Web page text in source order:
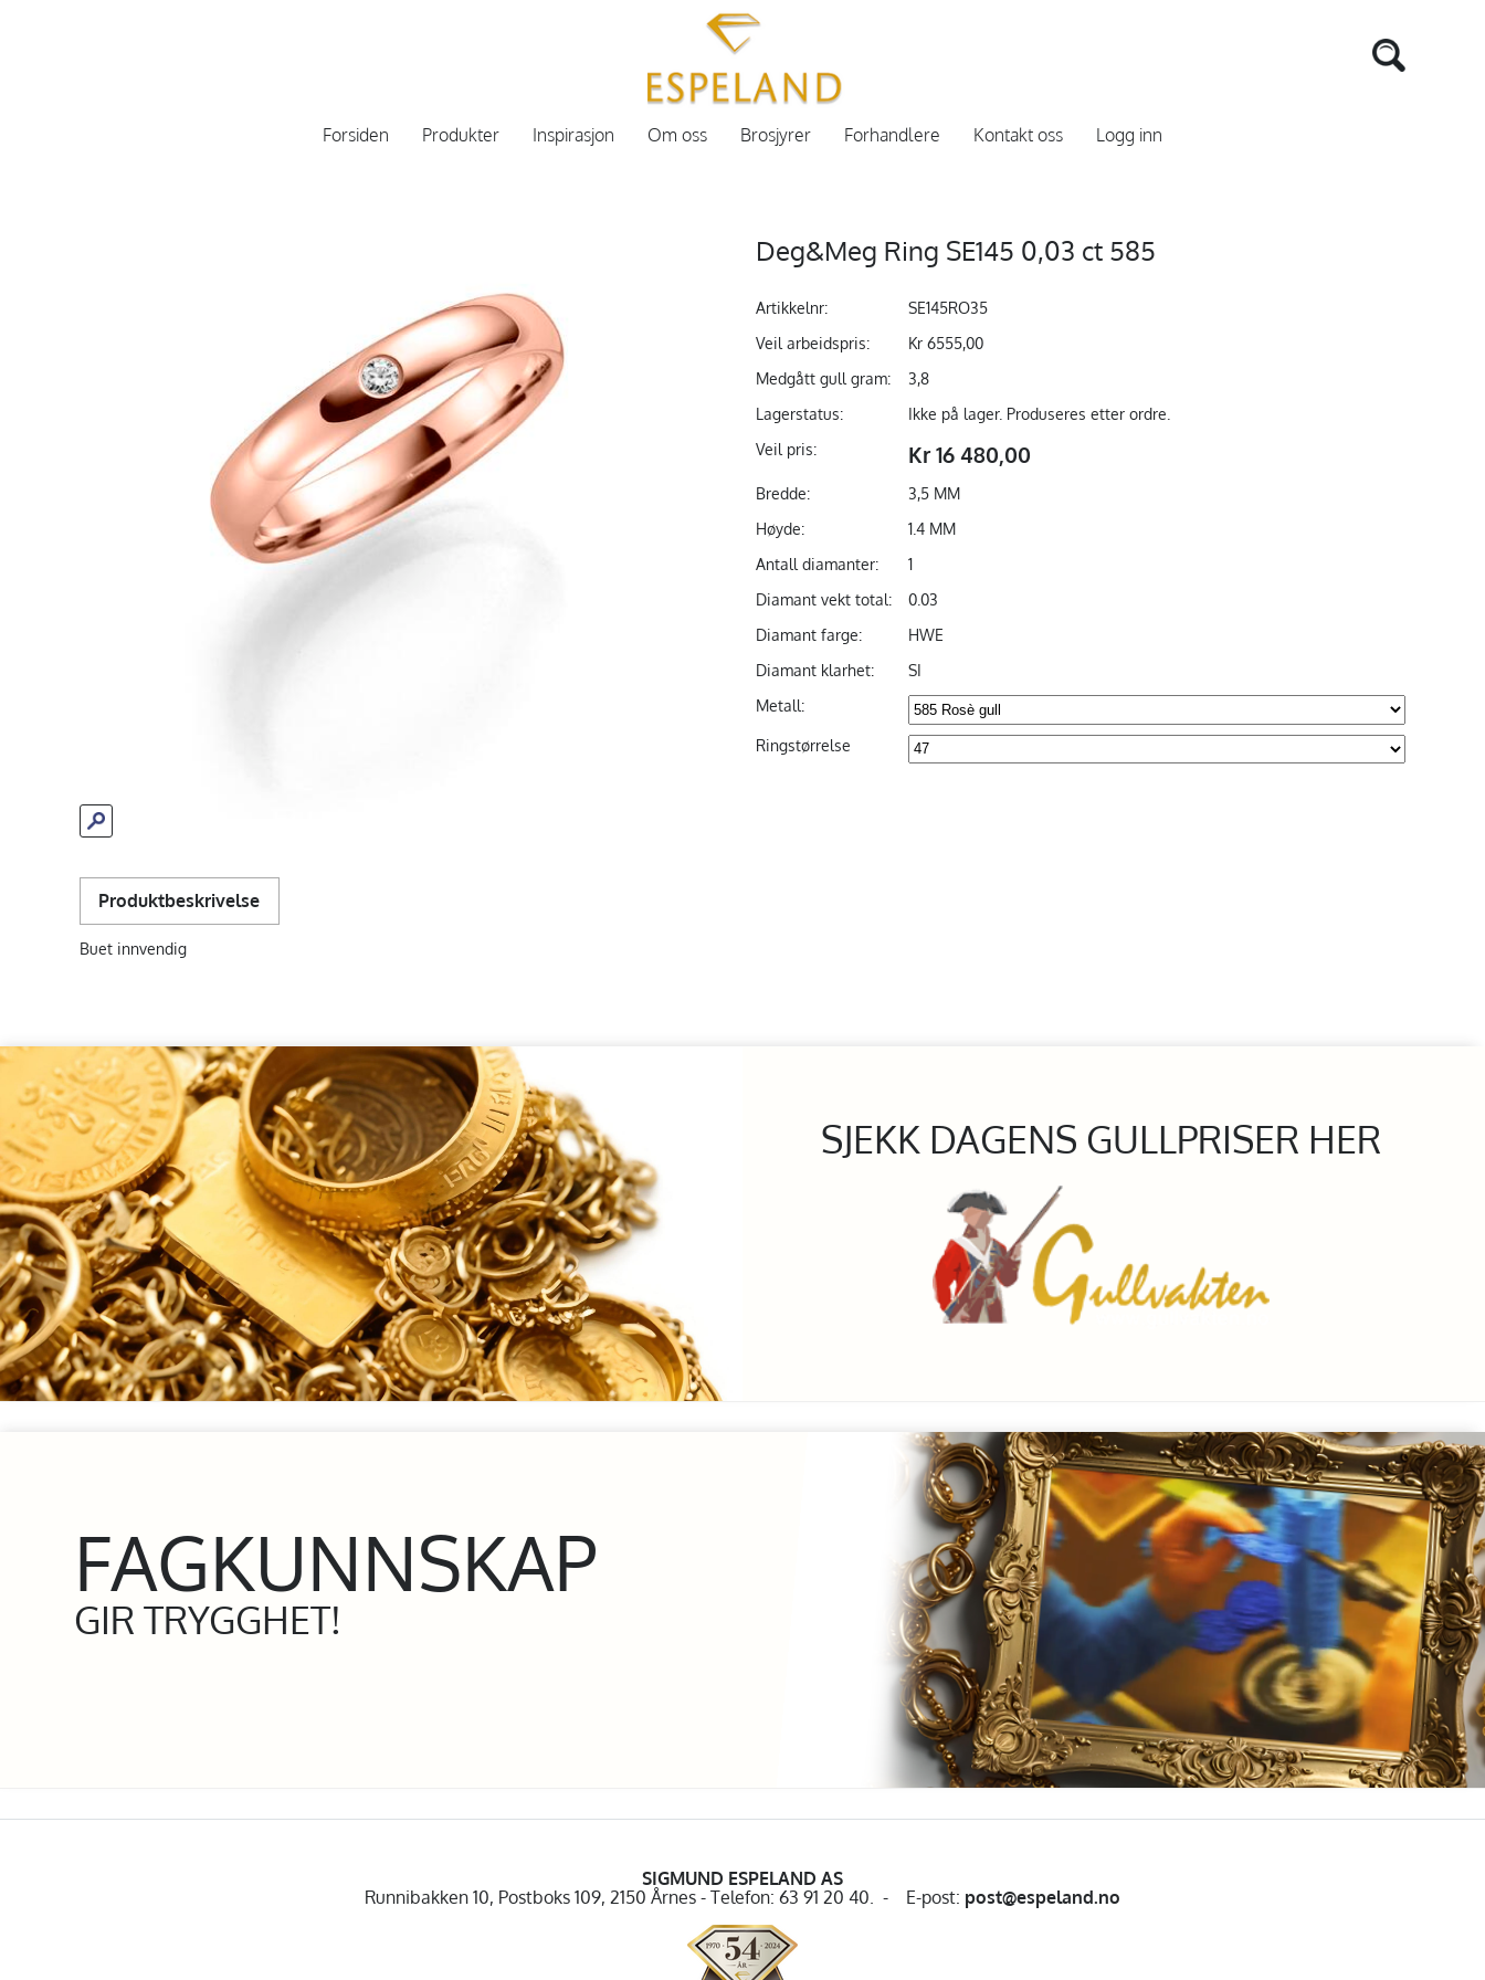
Forsiden Produkter Inspirasjon Om oss Brosjyrer Forhandlere Kontakt oss Logg inn
Deg&Meg Ring SE145 0,03 ct 585
Artikkelnr:
SE145RO35
Veil arbeidspris:
Kr 6555,00
Medgått gull gram:
3,8
Lagerstatus:
Ikke på lager. Produseres etter ordre.
Veil pris:
Kr 16 480,00
Bredde:
3,5 MM
Høyde:
1.4 MM
Antall diamanter:
1
Diamant vekt total:
0.03
Diamant farge:
HWE
Diamant klarhet:
SI
Metall:
Ringstørrelse
Produktbeskrivelse
Buet innvendig
SJEKK DAGENS GULLPRISER HER
FAGKUNNSKAP
GIR TRYGGHET!
SIGMUND ESPELAND AS
Runnibakken 10, Postboks 109, 2150 Årnes - Telefon: 63 91 20 40. - E-post: post@espeland.no